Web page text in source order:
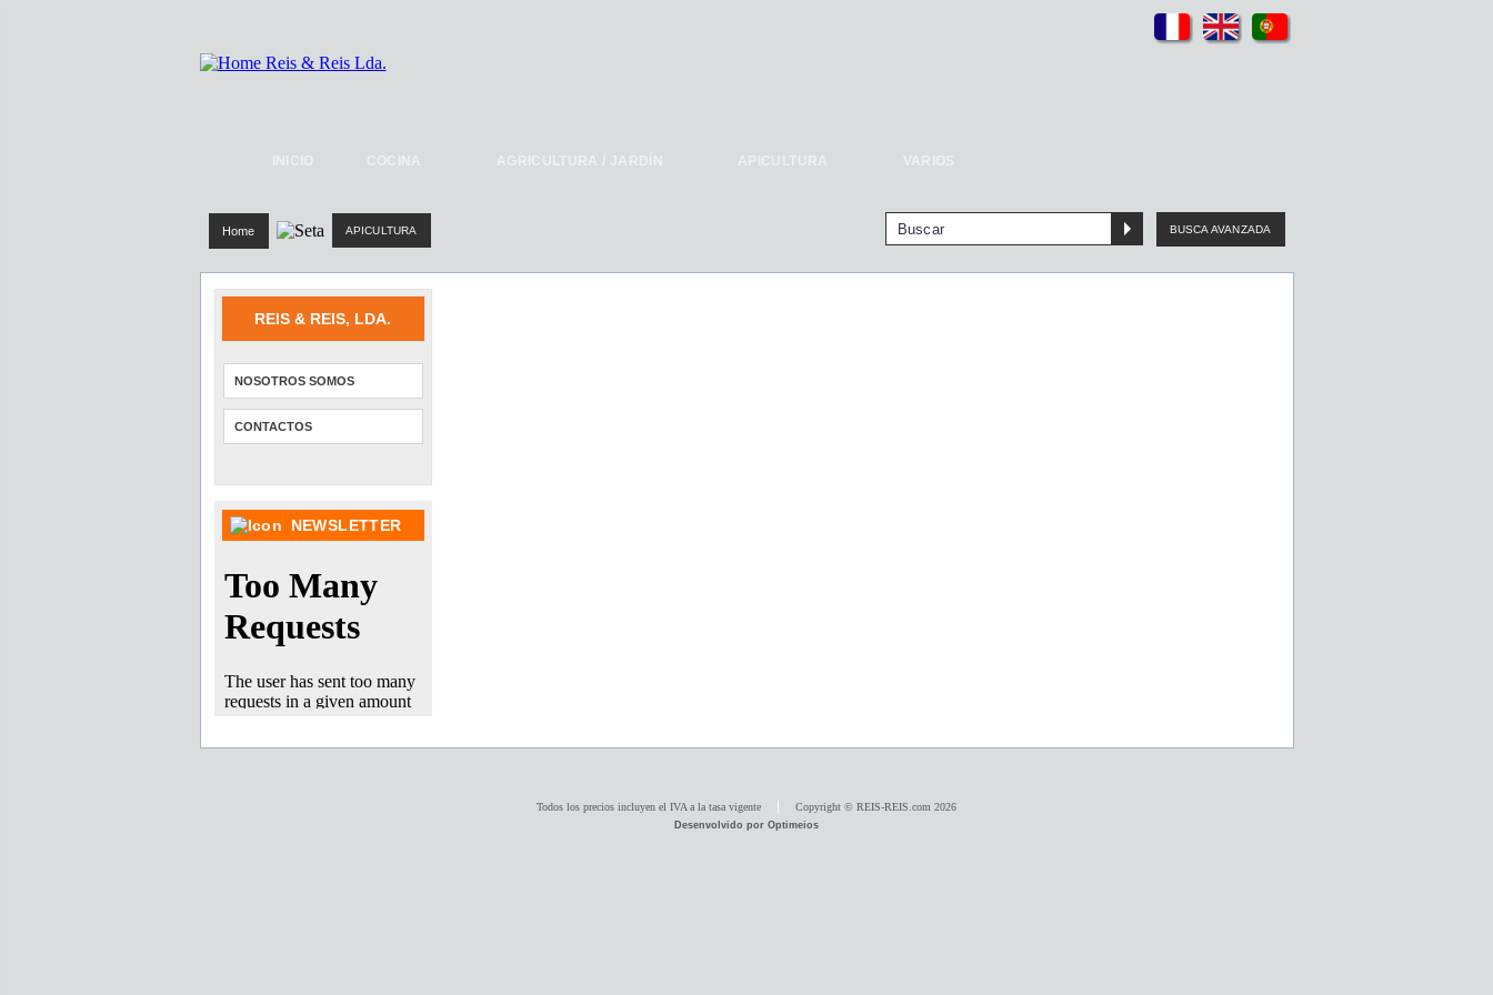
INICIO COCINA AGRICULTURA / JARDÍN APICULTURA VARIOS
Home APICULTURA BUSCA AVANZADA
REIS & REIS, LDA.
NOSOTROS SOMOS
CONTACTOS
NEWSLETTER
Todos los precios incluyen el IVA a la tasa vigente Copyright © REIS-REIS.com 2026
Desenvolvido por Optimeios